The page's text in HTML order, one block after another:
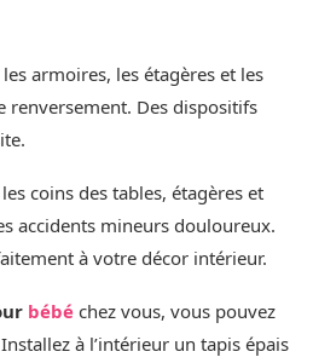
armoires, les étagères et les
Des dispositifs
coins des tables, étagères et
accidents mineurs douloureux.
à votre décor intérieur.
bébé chez vous, vous pouvez
à l’intérieur un tapis épais